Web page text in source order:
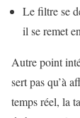
Le filtre se
il se remet
Autre point
sert pas qu’à
temps réel, la